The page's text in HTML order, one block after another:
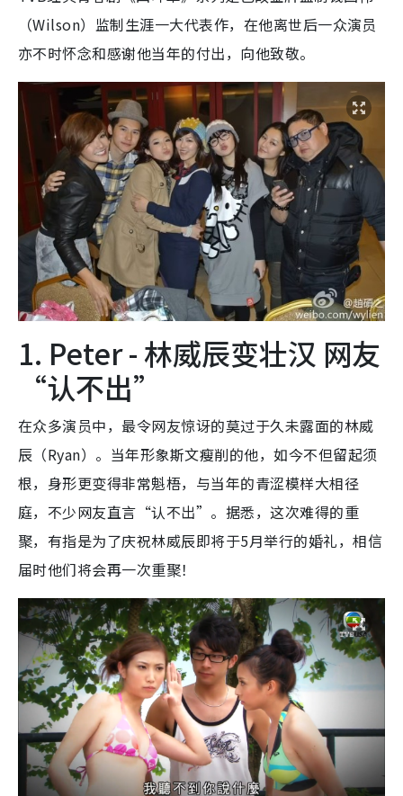
（Wilson）监制生涯一大代表作，在他离世后一众演员
亦不时怀念和感谢他当年的付出，向他致敬。
1. Peter - 林威辰变壮汉 网友
“认不出”
在众多演员中，最令网友惊讶的莫过于久未露面的林威
辰（Ryan）。当年形象斯文瘦削的他，如今不但留起须
根，身形更变得非常魁梧，与当年的青涩模样大相径
庭，不少网友直言“认不出”。据悉，这次难得的重
聚，有指是为了庆祝林威辰即将于5月举行的婚礼，相信
届时他们将会再一次重聚！